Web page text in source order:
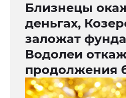
Близнецы
деньгах,
заложат
Водолеи
продолжения